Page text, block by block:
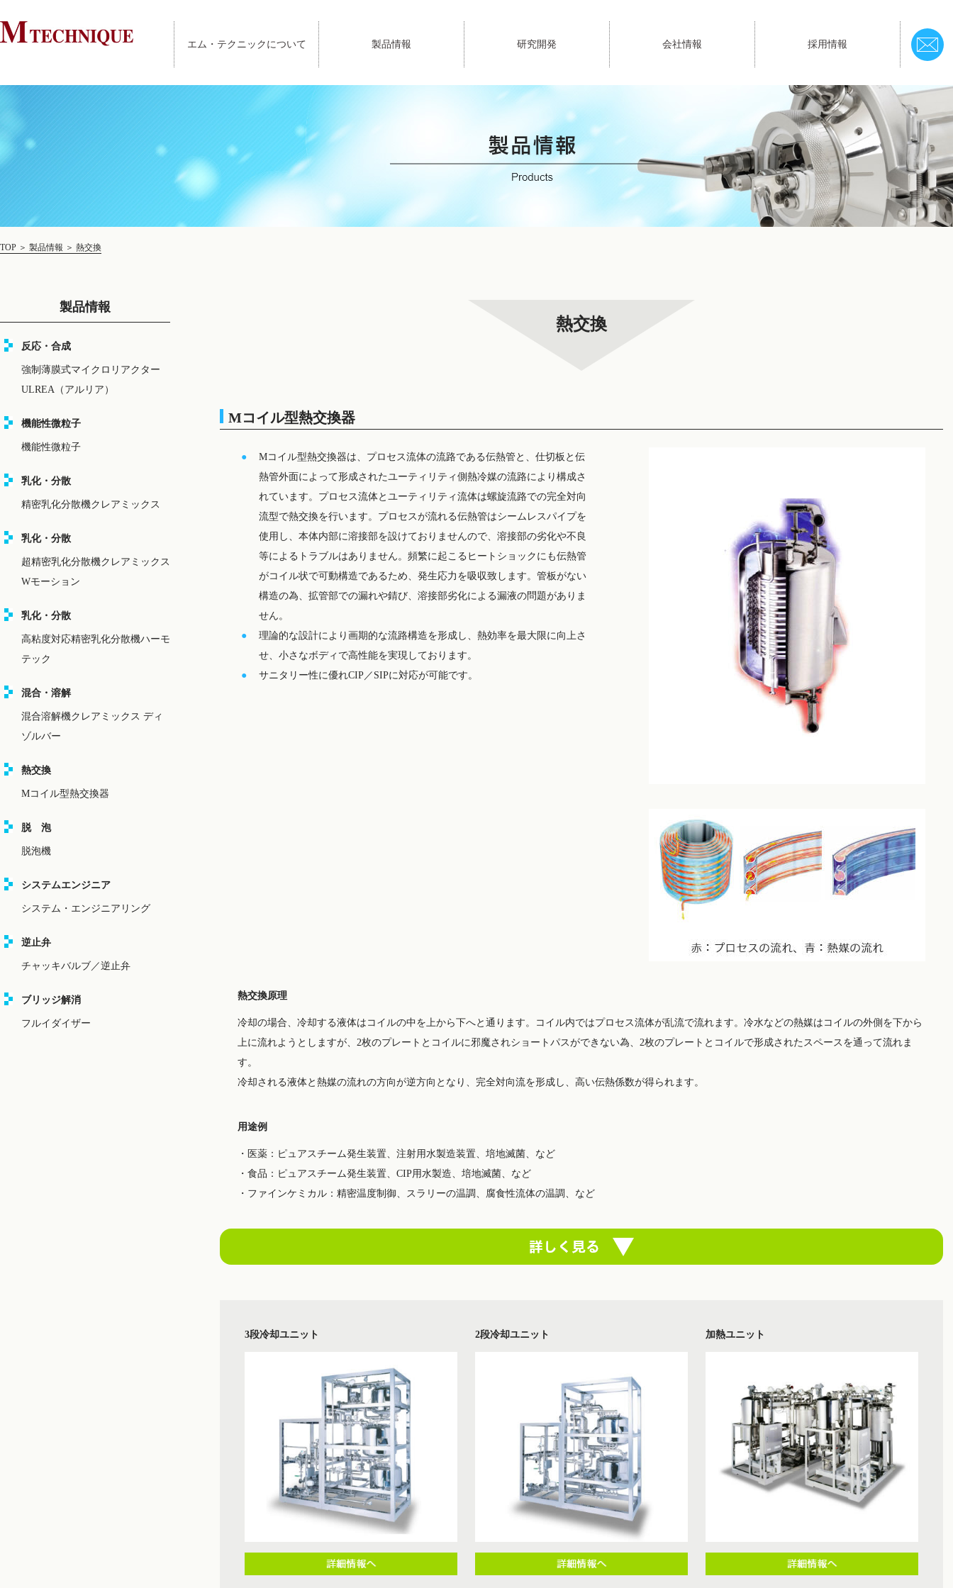
エム・テクニックについて 製品情報 研究開発 会社情報 採用情報
TOP ＞ 製品情報 ＞ 熱交換
熱交換
Mコイル型熱交換器
Mコイル型熱交換器は、プロセス流体の流路である伝熱管と、仕切板と伝
熱管外面によって形成されたユーティリティ側熱冷媒の流路により構成さ
れています。プロセス流体とユーティリティ流体は螺旋流路での完全対向
流型で熱交換を行います。プロセスが流れる伝熱管はシームレスパイプを
使用し、本体内部に溶接部を設けておりませんので、溶接部の劣化や不良
等によるトラブルはありません。頻繁に起こるヒートショックにも伝熱管
がコイル状で可動構造であるため、発生応力を吸収致します。管板がない
構造の為、拡管部での漏れや錆び、溶接部劣化による漏液の問題がありま
せん。
理論的な設計により画期的な流路構造を形成し、熱効率を最大限に向上さ
せ、小さなボディで高性能を実現しております。
サニタリー性に優れCIP／SIPに対応が可能です。
熱交換原理
冷却の場合、冷却する液体はコイルの中を上から下へと通ります。コイル内ではプロセス流体が乱流で流れます。冷水などの熱媒はコイルの外側を下から
上に流れようとしますが、2枚のプレートとコイルに邪魔されショートパスができない為、2枚のプレートとコイルで形成されたスペースを通って流れま
す。
冷却される液体と熱媒の流れの方向が逆方向となり、完全対向流を形成し、高い伝熱係数が得られます。
用途例
・医薬：ピュアスチーム発生装置、注射用水製造装置、培地滅菌、など
・食品：ピュアスチーム発生装置、CIP用水製造、培地滅菌、など
・ファインケミカル：精密温度制御、スラリーの温調、腐食性流体の温調、など
3段冷却ユニット 2段冷却ユニット 加熱ユニット
製品情報
反応・合成
強制薄膜式マイクロリアクター
ULREA（アルリア）
機能性微粒子
機能性微粒子
乳化・分散
精密乳化分散機クレアミックス
乳化・分散
超精密乳化分散機クレアミックス
Wモーション
乳化・分散
高粘度対応精密乳化分散機ハーモ
テック
混合・溶解
混合溶解機クレアミックス ディ
ゾルバー
熱交換
Mコイル型熱交換器
脱 泡
脱泡機
システムエンジニア
システム・エンジニアリング
逆止弁
チャッキバルブ／逆止弁
ブリッジ解消
フルイダイザー